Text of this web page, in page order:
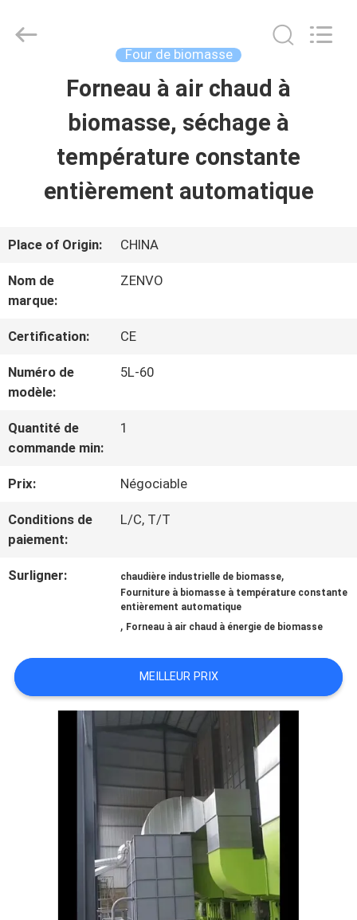
MAISON
PRODUITS
SUJET
DE
NOUS
VISITE
D'USINE
CONTRÔLE
DE
QUALITÉ
CONTACTEZ-
NOUVELLES
DEMANDEZ
CITATION
ANHUI
ZENVO
Four de biomasse
Forneau à air chaud à
biomasse, séchage à
température constante
entièrement automatique
Place of Origin: CHINA
Nom de
marque:
ZENVO
Certification: CE
Numéro de
modèle:
5L-60
Quantité de
commande min:
1
Prix: Négociable
Conditions de
paiement:
L/C, T/T
Surligner: chaudière industrielle de biomasse,
Fourniture à biomasse à température constante
entièrement automatique
, Forneau à air chaud à énergie de biomasse
MEILLEUR PRIX